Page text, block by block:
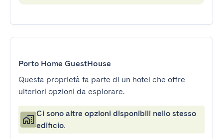
Porto Home GuestHouse
Questa proprietà fa parte di un hotel che offre
ulteriori opzioni da esplorare.
Ci sono altre opzioni disponibili nello stesso
edificio.